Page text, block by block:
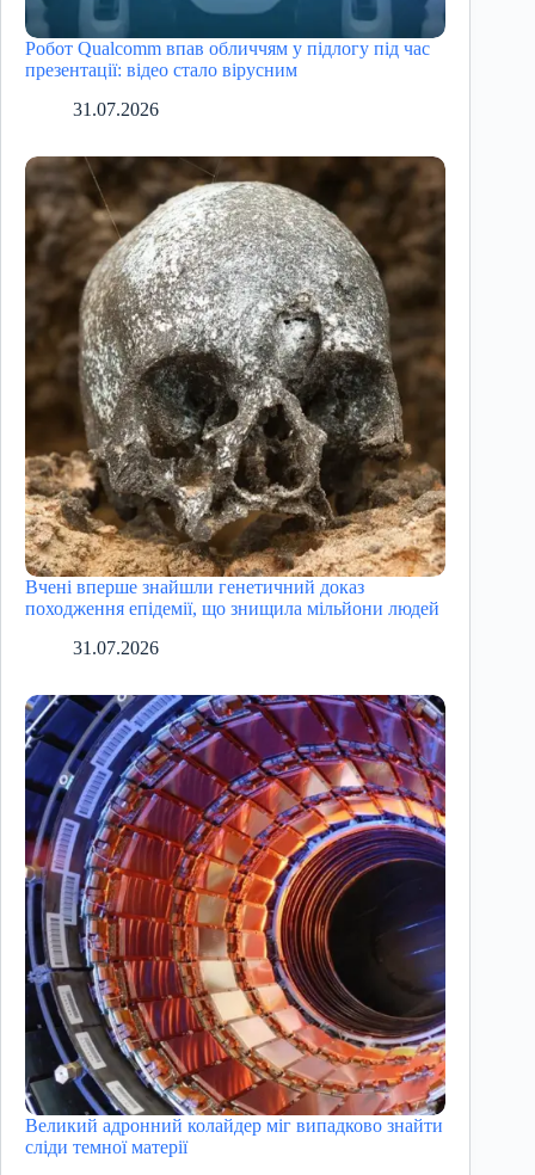
Робот Qualcomm впав обличчям у підлогу під час
презентації: відео стало вірусним
31.07.2026
Вчені вперше знайшли генетичний доказ
походження епідемії, що знищила мільйони людей
31.07.2026
Великий адронний колайдер міг випадково знайти
сліди темної матерії